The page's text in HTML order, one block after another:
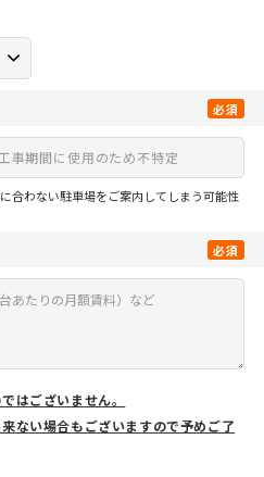
必須
合わない駐車場をご案内してしまう可能性
必須
はございません。
ない場合もございますので予めご了